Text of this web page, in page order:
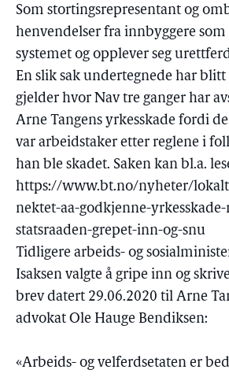
Som stortingsrepresentant og
henvendelser fra innbyggere
systemet og opplever seg
En slik sak undertegnede har
gjelder hvor Nav tre ganger har
Arne Tangens yrkesskade fordi
var arbeidstaker etter reglene i
han ble skadet. Saken kan bl.a.
https://www.bt.no/nyheter/
nektet-aa-godkjenne-
statsraaden-grepet-inn-og-snu
Tidligere arbeids- og
Isaksen valgte å gripe inn og
brev datert 29.06.2020 til Arne
advokat Ole Hauge Bendiksen:
«Arbeids- og velferdsetaten er